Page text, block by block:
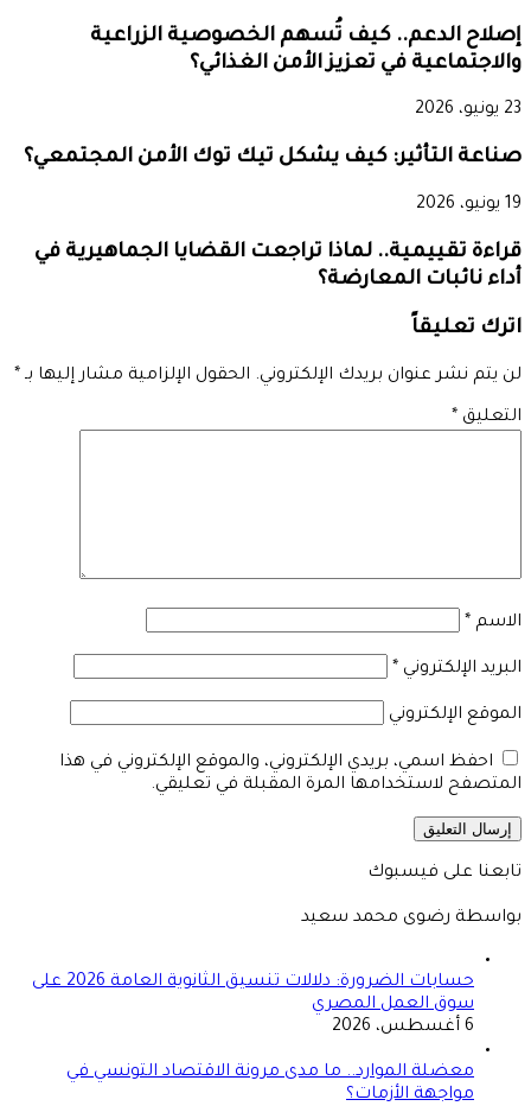
إصلاح الدعم.. كيف تُسهم الخصوصية الزراعية
والاجتماعية في تعزيز الأمن الغذائي؟
23 يونيو، 2026
صناعة التأثير: كيف يشكل تيك توك الأمن المجتمعي؟
19 يونيو، 2026
قراءة تقييمية.. لماذا تراجعت القضايا الجماهيرية في
أداء نائبات المعارضة؟
اترك تعليقاً
لن يتم نشر عنوان بريدك الإلكتروني. الحقول الإلزامية مشار إليها بـ *
التعليق *
الاسم *
البريد الإلكتروني *
الموقع الإلكتروني
احفظ اسمي، بريدي الإلكتروني، والموقع الإلكتروني في هذا
المتصفح لاستخدامها المرة المقبلة في تعليقي.
تابعنا على فيسبوك
بواسطة رضوى محمد سعيد
حسابات الضرورة: دلالات تنسيق الثانوية العامة 2026 على
سوق العمل المصري
6 أغسطس، 2026
معضلة الموارد.. ما مدى مرونة الاقتصاد التونسي في
مواجهة الأزمات؟